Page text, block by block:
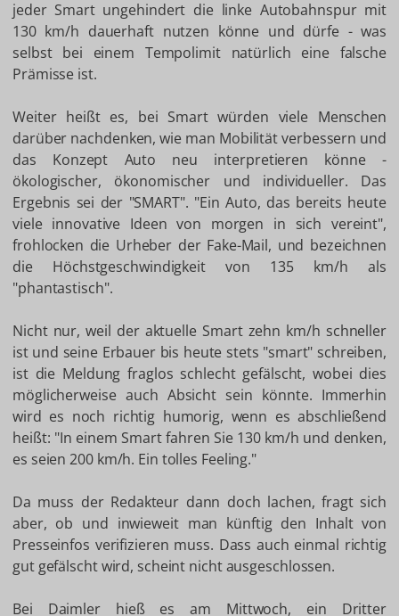
jeder Smart ungehindert die linke Autobahnspur mit
130 km/h dauerhaft nutzen könne und dürfe - was
selbst bei einem Tempolimit natürlich eine falsche
Prämisse ist.
Weiter heißt es, bei Smart würden viele Menschen
darüber nachdenken, wie man Mobilität verbessern und
das Konzept Auto neu interpretieren könne -
ökologischer, ökonomischer und individueller. Das
Ergebnis sei der "SMART". "Ein Auto, das bereits heute
viele innovative Ideen von morgen in sich vereint",
frohlocken die Urheber der Fake-Mail, und bezeichnen
die Höchstgeschwindigkeit von 135 km/h als
"phantastisch".
Nicht nur, weil der aktuelle Smart zehn km/h schneller
ist und seine Erbauer bis heute stets "smart" schreiben,
ist die Meldung fraglos schlecht gefälscht, wobei dies
möglicherweise auch Absicht sein könnte. Immerhin
wird es noch richtig humorig, wenn es abschließend
heißt: "In einem Smart fahren Sie 130 km/h und denken,
es seien 200 km/h. Ein tolles Feeling."
Da muss der Redakteur dann doch lachen, fragt sich
aber, ob und inwieweit man künftig den Inhalt von
Presseinfos verifizieren muss. Dass auch einmal richtig
gut gefälscht wird, scheint nicht ausgeschlossen.
Bei Daimler hieß es am Mittwoch, ein Dritter